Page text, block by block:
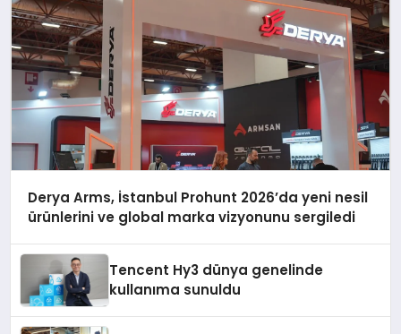
Derya Arms, İstanbul Prohunt 2026’da yeni nesil
ürünlerini ve global marka vizyonunu sergiledi
Tencent Hy3 dünya genelinde
kullanıma sunuldu